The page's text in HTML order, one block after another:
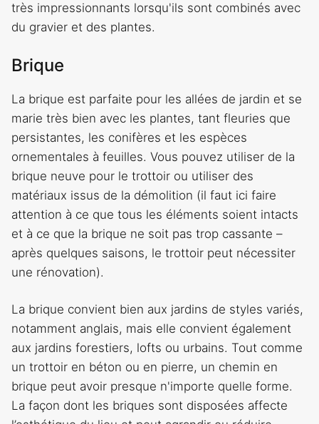
très impressionnants lorsqu'ils sont combinés avec
du gravier et des plantes.
Brique
La brique est parfaite pour les allées de jardin et se
marie très bien avec les plantes, tant fleuries que
persistantes, les conifères et les espèces
ornementales à feuilles. Vous pouvez utiliser de la
brique neuve pour le trottoir ou utiliser des
matériaux issus de la démolition (il faut ici faire
attention à ce que tous les éléments soient intacts
et à ce que la brique ne soit pas trop cassante –
après quelques saisons, le trottoir peut nécessiter
une rénovation).
La brique convient bien aux jardins de styles variés,
notamment anglais, mais elle convient également
aux jardins forestiers, lofts ou urbains. Tout comme
un trottoir en béton ou en pierre, un chemin en
brique peut avoir presque n'importe quelle forme.
La façon dont les briques sont disposées affecte